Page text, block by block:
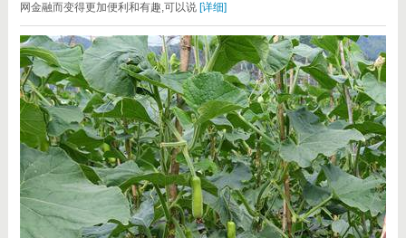
网金融而变得更加便利和有趣,可以说 [详细]